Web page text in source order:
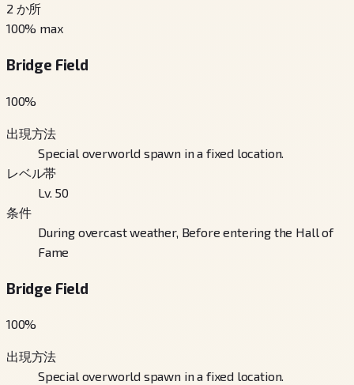
2 か所
100% max
Bridge Field
100%
出現方法
Special overworld spawn in a fixed location.
レベル帯
Lv. 50
条件
During overcast weather, Before entering the Hall of
Fame
Bridge Field
100%
出現方法
Special overworld spawn in a fixed location.